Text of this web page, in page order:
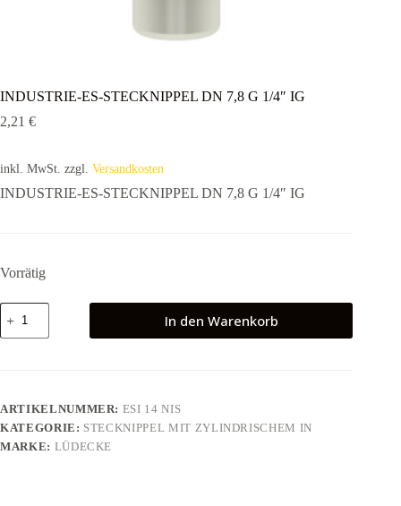
INDUSTRIE-ES-STECKNIPPEL DN 7,8 G 1/4″ IG
2,21 €
inkl. MwSt. zzgl. Versandkosten
INDUSTRIE-ES-STECKNIPPEL DN 7,8 G 1/4″ IG
Vorrätig
INDUSTRIE-
ES-
STECKNIPPEL
IG
Menge
In den Warenkorb
ARTIKELNUMMER: ESI 14 NIS
KATEGORIE: STECKNIPPEL MIT ZYLINDRISCHEM IN
MARKE: LÜDECKE